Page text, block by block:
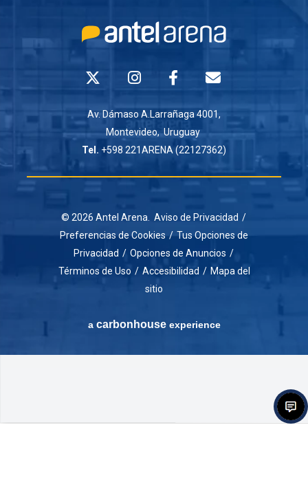
Av. Dámaso A.Larrañaga 4001,
Montevideo, Uruguay
Tel. +598 221ARENA (22127362)
© 2026 Antel Arena. Aviso de Privacidad /
Preferencias de Cookies / Tus Opciones de
Privacidad / Opciones de Anuncios /
Términos de Uso / Accesibilidad / Mapa del
sitio
a carbon houseexperience